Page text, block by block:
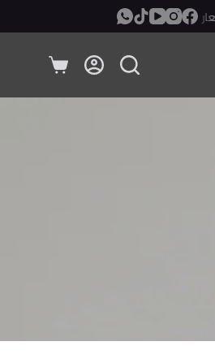
معاينة ودفع عند الإستلام!
عربة